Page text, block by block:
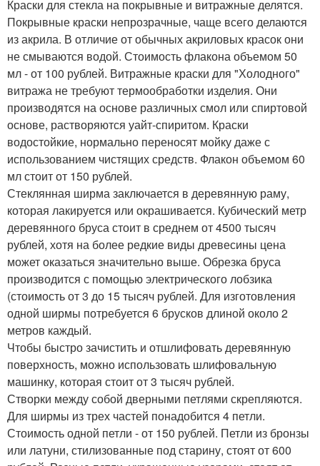
Краски для стекла на покрывные и витражные делятся.
Покрывные краски непрозрачные, чаще всего делаются
из акрила. В отличие от обычных акриловых красок они
не смываются водой. Стоимость флакона объемом 50
мл - от 100 рублей. Витражные краски для "Холодного"
витража не требуют термообработки изделия. Они
производятся на основе различных смол или спиртовой
основе, растворяются уайт-спиритом. Краски
водостойкие, нормально переносят мойку даже с
использованием чистящих средств. Флакон объемом 60
мл стоит от 150 рублей.
Стеклянная ширма заключается в деревянную раму,
которая лакируется или окрашивается. Кубический метр
деревянного бруса стоит в среднем от 4500 тысяч
рублей, хотя на более редкие виды древесины цена
может оказаться значительно выше. Обрезка бруса
производится с помощью электрического лобзика
(стоимость от 3 до 15 тысяч рублей. Для изготовления
одной ширмы потребуется 6 брусков длиной около 2
метров каждый.
Чтобы быстро зачистить и отшлифовать деревянную
поверхность, можно использовать шлифовальную
машинку, которая стоит от 3 тысяч рублей.
Створки между собой дверными петлями скрепляются.
Для ширмы из трех частей понадобится 4 петли.
Стоимость одной петли - от 150 рублей. Петли из бронзы
или латуни, стилизованные под старину, стоят от 600